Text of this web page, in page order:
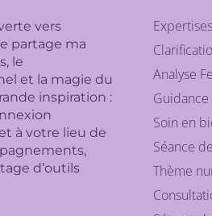
vers
partage ma
le
et la magie du
inspiration :
à votre lieu de
d’outils
Analyse
Guidance
Soin en
Séance
Thème